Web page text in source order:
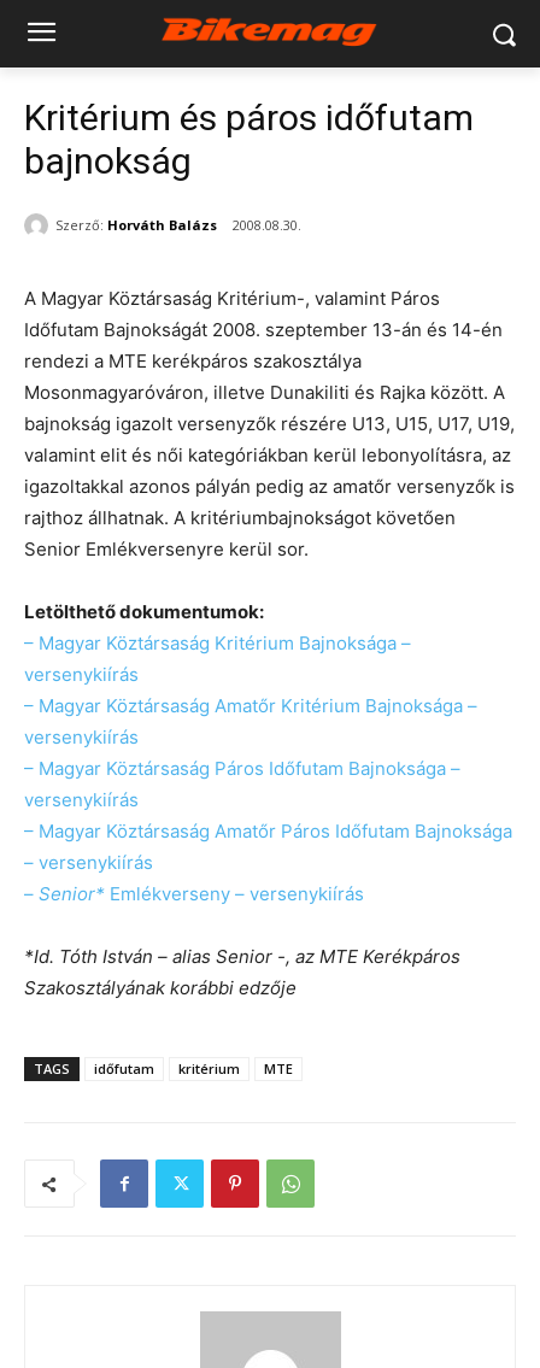
Kritérium és páros időfutam
bajnokság
Szerző: Horváth Balázs 2008.08.30.
A Magyar Köztársaság Kritérium-, valamint Páros
Időfutam Bajnokságát 2008. szeptember 13-án és 14-én
rendezi a MTE kerékpáros szakosztálya
Mosonmagyaróváron, illetve Dunakiliti és Rajka között. A
bajnokság igazolt versenyzők részére U13, U15, U17, U19,
valamint elit és női kategóriákban kerül lebonyolításra, az
igazoltakkal azonos pályán pedig az amatőr versenyzők is
rajthoz állhatnak. A kritériumbajnokságot követően
Senior Emlékversenyre kerül sor.
Letölthető dokumentumok:
– Magyar Köztársaság Kritérium Bajnoksága –
versenykiírás
– Magyar Köztársaság Amatőr Kritérium Bajnoksága –
versenykiírás
– Magyar Köztársaság Páros Időfutam Bajnoksága –
versenykiírás
– Magyar Köztársaság Amatőr Páros Időfutam Bajnoksága
– versenykiírás
– Senior* Emlékverseny – versenykiírás
*Id. Tóth István – alias Senior -, az MTE Kerékpáros
Szakosztályának korábbi edzője
TAGS időfutam kritérium MTE